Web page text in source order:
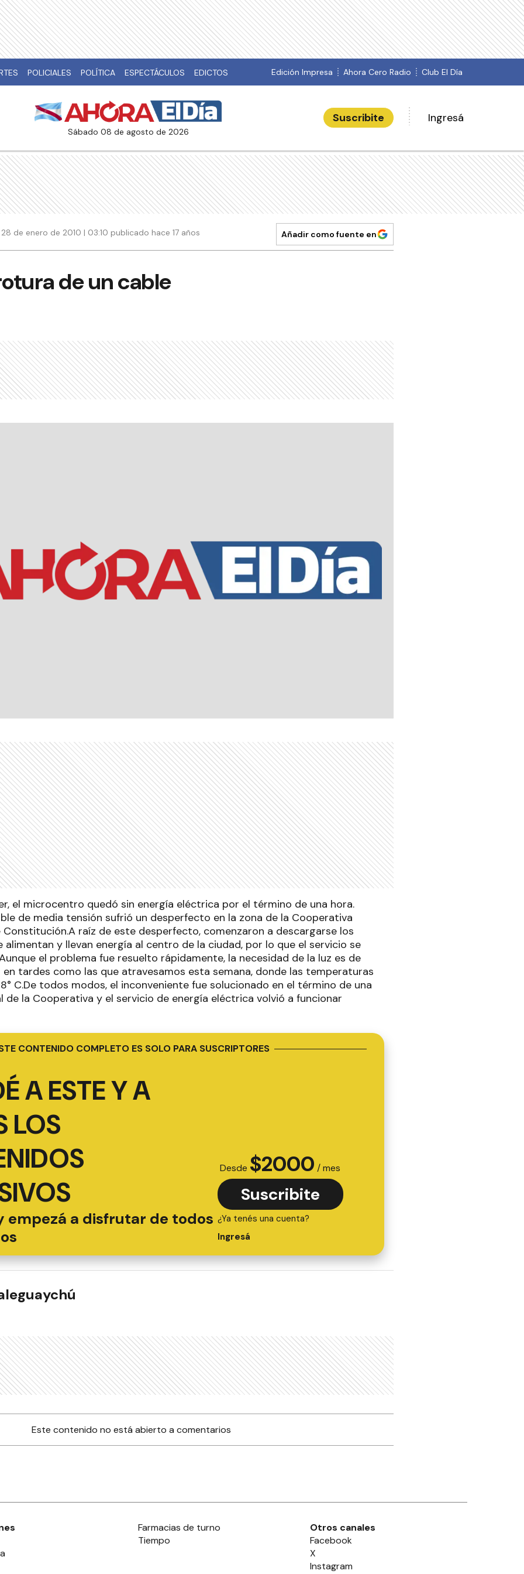
POLICIALES POLÍTICA ESPECTÁCULOS EDICTOS Edición Impresa Ahora Cero Radio Club El Día
sábado 08 de agosto de 2026
Suscribite Ingresá
28 de enero de 2010 | 03:10 publicado hace 17 años Añadir como fuente en
de un cable
el microcentro quedó sin energía eléctrica por el término de una hora.
de media tensión sufrió un desperfecto en la zona de la Cooperativa
Constitución.A raíz de este desperfecto, comenzaron a descargarse los
y llevan energía al centro de la ciudad, por lo que el servicio se
el problema fue resuelto rápidamente, la necesidad de la luz es de
tardes como las que atravesamos esta semana, donde las temperaturas
C.De todos modos, el inconveniente fue solucionado en el término de una
de la Cooperativa y el servicio de energía eléctrica volvió a funcionar
CONTENIDO COMPLETO ES SOLO PARA SUSCRIPTORES
A ESTE Y A
LOS
empezá a disfrutar de todos
Desde $2000 / mes
Suscribite
¿Ya tenés una cuenta?
Ingresá
Este contenido no está abierto a comentarios
Farmacias de turno
Tiempo
Otros canales
Facebook
X
Instagram